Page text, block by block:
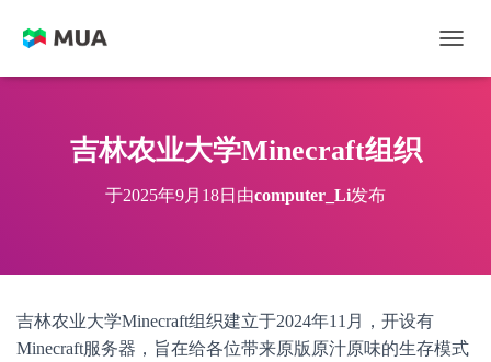
吉林农业大学Minecraft组织
于2025年9月18日 由computer_Li发布
吉林农业大学Minecraft组织建立于2024年11月，开设有
Minecraft服务器，旨在给各位带来原版原汁原味的生存模式